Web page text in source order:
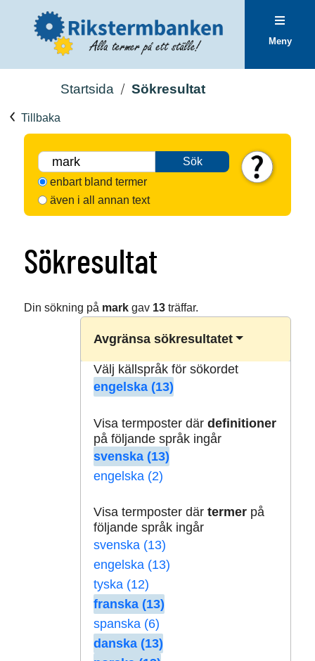
Meny
Startsida Sökresultat
Tillbaka
Sök
enbart bland termer
även i all annan text
Sökresultat
Din sökning på markgav 13träffar.
Avgränsa sökresultatet
Välj källspråk för sökordet
engelska (13)
Visa termposter där definitioner
på följande språk ingår
svenska (13)
engelska (2)
Visa termposter där termerpå
följande språk ingår
svenska (13)
engelska (13)
tyska (12)
franska (13)
spanska (6)
danska (13)